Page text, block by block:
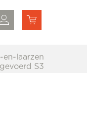
en-laarzen
S3